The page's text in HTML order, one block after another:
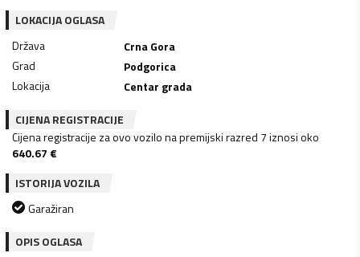
LOKACIJA OGLASA
Država
Crna Gora
Grad
Podgorica
Lokacija
Centar grada
CIJENA REGISTRACIJE
Cijena registracije za ovo vozilo na premijski razred 7 iznosi oko
640.67 €
ISTORIJA VOZILA
Garažiran
OPIS OGLASA